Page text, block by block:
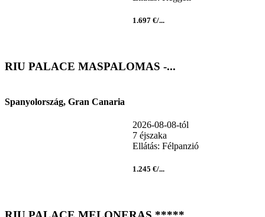
1.697 €/...
RIU PALACE MASPALOMAS -...
Spanyolország, Gran Canaria
2026-08-08-tól
7 éjszaka
Ellátás: Félpanzió
1.245 €/...